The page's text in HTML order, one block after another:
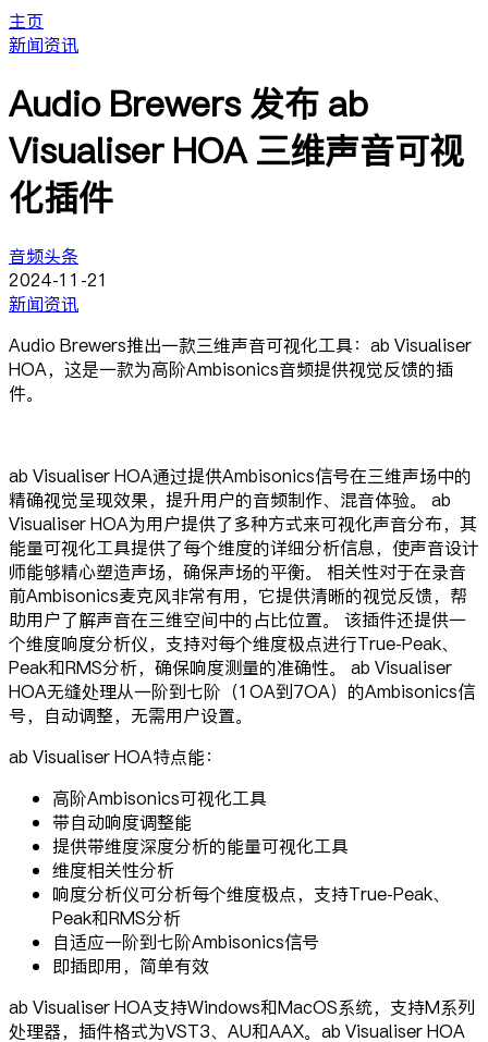
主页
新闻资讯
Audio Brewers 发布 ab
Visualiser HOA 三维声音可视
化插件
音频头条
2024-11-21
新闻资讯
Audio Brewers推出一款三维声音可视化工具：ab Visualiser
HOA，这是一款为高阶Ambisonics音频提供视觉反馈的插
件。
ab Visualiser HOA通过提供Ambisonics信号在三维声场中的
精确视觉呈现效果，提升用户的音频制作、混音体验。 ab
Visualiser HOA为用户提供了多种方式来可视化声音分布，其
能量可视化工具提供了每个维度的详细分析信息，使声音设计
师能够精心塑造声场，确保声场的平衡。 相关性对于在录音
前Ambisonics麦克风非常有用，它提供清晰的视觉反馈，帮
助用户了解声音在三维空间中的占比位置。 该插件还提供一
个维度响度分析仪，支持对每个维度极点进行True-Peak、
Peak和RMS分析，确保响度测量的准确性。 ab Visualiser
HOA无缝处理从一阶到七阶（1OA到7OA）的Ambisonics信
号，自动调整，无需用户设置。
ab Visualiser HOA特点能：
高阶Ambisonics可视化工具
带自动响度调整能
提供带维度深度分析的能量可视化工具
维度相关性分析
响度分析仪可分析每个维度极点，支持True-Peak、
Peak和RMS分析
自适应一阶到七阶Ambisonics信号
即插即用，简单有效
ab Visualiser HOA支持Windows和MacOS系统，支持M系列
处理器，插件格式为VST3、AU和AAX。ab Visualiser HOA